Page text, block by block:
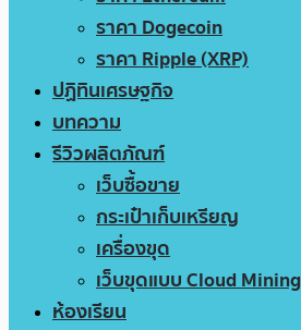
ราคา Dogecoin
ราคา Ripple (XRP)
ปฏิทินเศรษฐกิจ
บทความ
รีวิวผลิตภัณฑ์
เว็บซื้อขาย
กระเป๋าเก็บเหรียญ
เครื่องขุด
เว็บขุดแบบ Cloud Mining
ห้องเรียน